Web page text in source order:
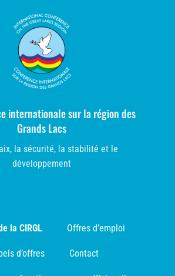
internationale sur la région des
Grands Lacs
la sécurité, la stabilité et le
développement
la CIRGL Offres d’emploi
d’offres Contact